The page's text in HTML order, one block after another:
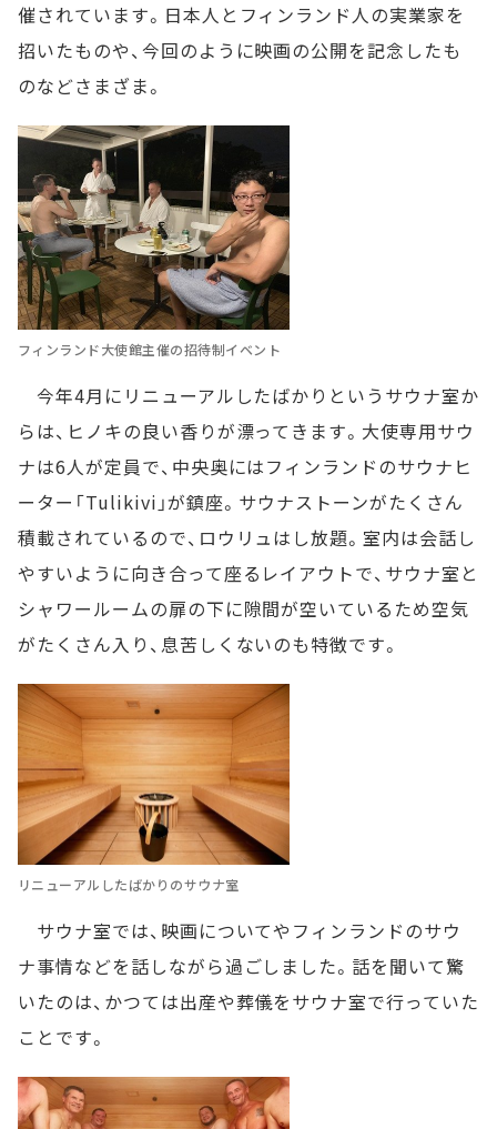
催されています。日本人とフィンランド人の実業家を
招いたものや、今回のように映画の公開を記念したも
のなどさまざま。
フィンランド大使館主催の招待制イベント
今年4月にリニューアルしたばかりというサウナ室か
らは、ヒノキの良い香りが漂ってきます。大使専用サウ
ナは6人が定員で、中央奥にはフィンランドのサウナヒ
ーター「Tulikivi」が鎮座。サウナストーンがたくさん
積載されているので、ロウリュはし放題。室内は会話し
やすいように向き合って座るレイアウトで、サウナ室と
シャワールームの扉の下に隙間が空いているため空気
がたくさん入り、息苦しくないのも特徴です。
リニューアルしたばかりのサウナ室
サウナ室では、映画についてやフィンランドのサウ
ナ事情などを話しながら過ごしました。話を聞いて驚
いたのは、かつては出産や葬儀をサウナ室で行っていた
ことです。